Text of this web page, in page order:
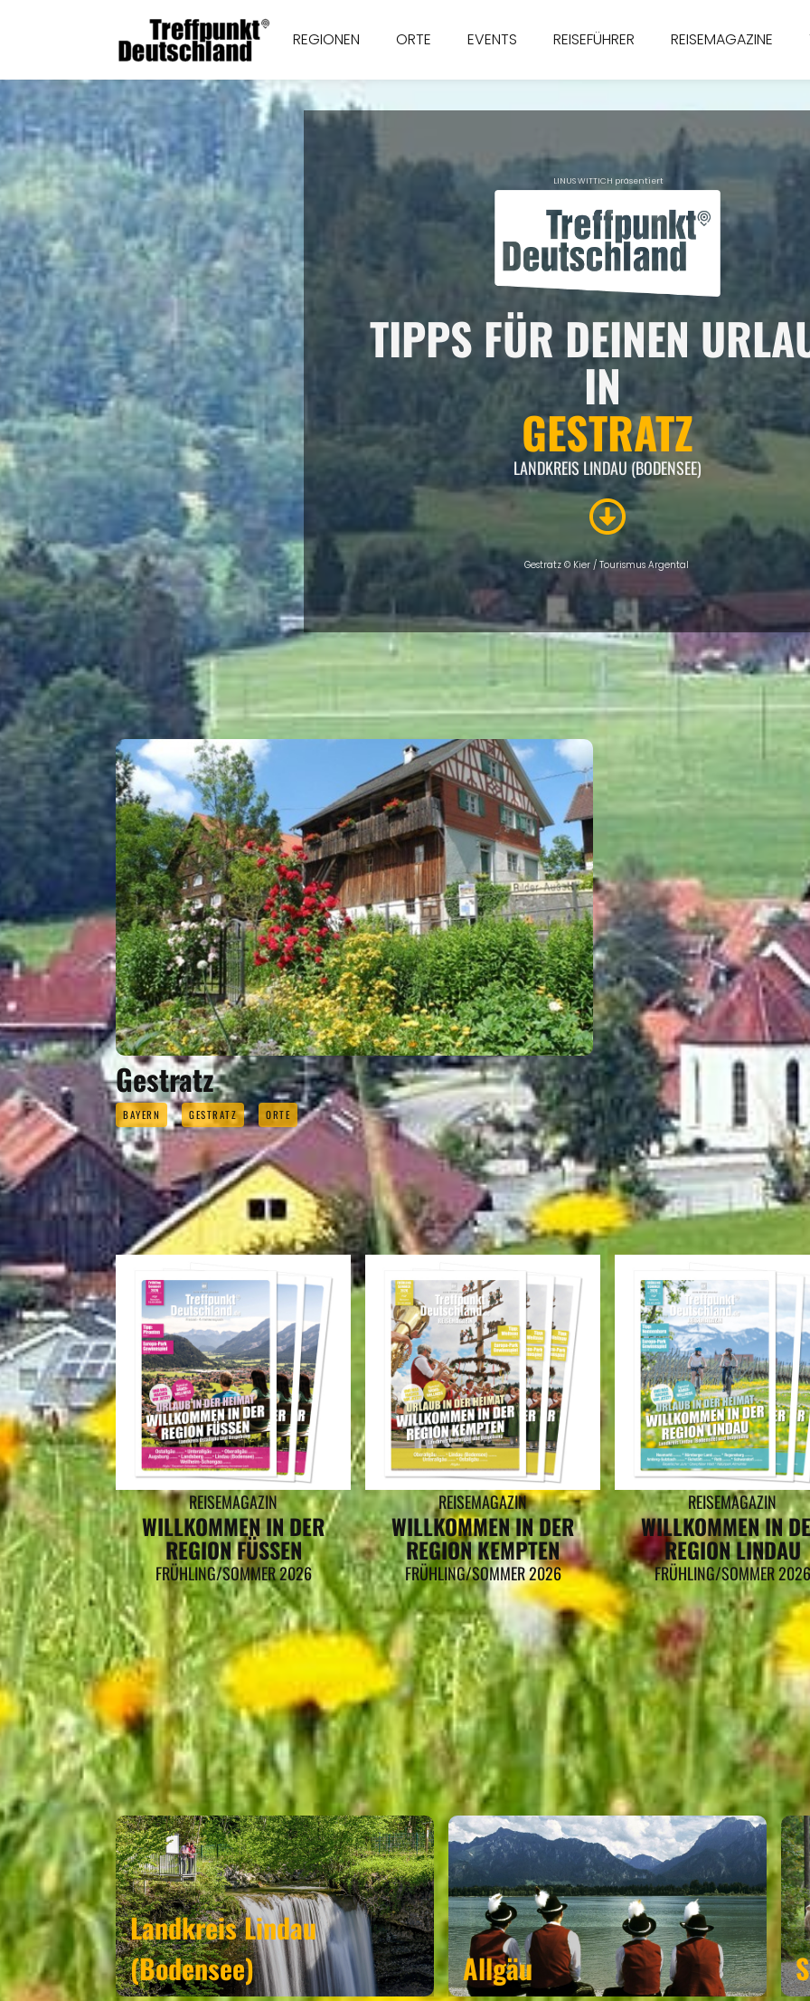
REGIONEN ORTE EVENTS REISEFÜHRER REISEMAGAZINE
LINUS WITTICH präsentiert
TIPPS FÜR DEINEN
IN
GESTRATZ
LANDKREIS LINDAU (BODENSEE)
Gestratz © Kier / Tourismus Argental
INTRO
Gestratz
BAYERN GESTRATZ ORTE
REISEMAGAZINE
IN DIESEN REISEMAGAZINEN FINDEN SIE DEN LANDKREIS LINDAU
REISEMAGAZIN
WILLKOMMEN IN DER
REGION FÜSSEN
FRÜHLING/SOMMER 2026
REISEMAGAZIN
WILLKOMMEN IN DER
REGION KEMPTEN
FRÜHLING/SOMMER 2026
REISEMAGAZIN
WILLKOMMEN IN
REGION LINDAU
FRÜHLING/SOMMER 2026
GESTRATZGEHÖRT ZU DEN
Landkreis Lindau
(Bodensee)
Allgäu